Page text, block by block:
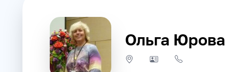
J Ольга Юрова